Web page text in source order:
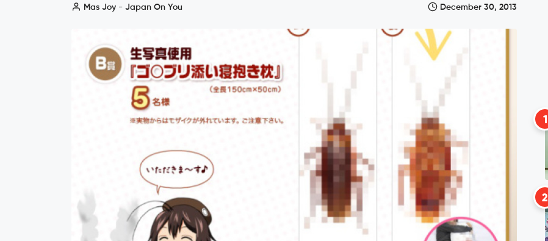
Mas Joy - Japan On You December 30, 2013
1
2